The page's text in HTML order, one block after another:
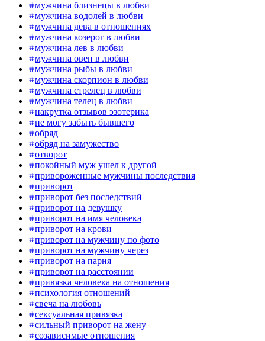
мужчина близнецы в любви
мужчина водолей в любви
мужчина дева в отношениях
мужчина козерог в любви
мужчина лев в любви
мужчина овен в любви
мужчина рыбы в любви
мужчина скорпион в любви
мужчина стрелец в любви
мужчина телец в любви
накрутка отзывов эзотерика
не могу забыть бывшего
обряд
обряд на замужество
отворот
покойный муж ушел к другой
привороженные мужчины последствия
приворот
приворот без последствий
приворот на девушку
приворот на имя человека
приворот на крови
приворот на мужчину по фото
приворот на мужчину через
приворот на парня
приворот на расстоянии
привязка человека на отношения
психология отношений
свеча на любовь
сексуальная привязка
сильный приворот на жену
созависимые отношения